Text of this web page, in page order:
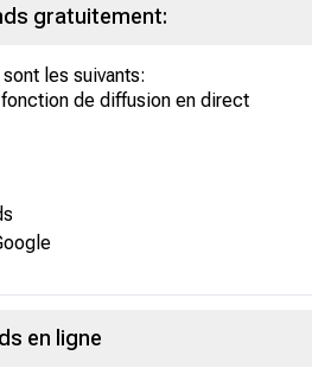
gratuitement:
les suivants:
de diffusion en direct
en ligne